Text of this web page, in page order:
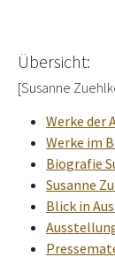
Übersicht:
[Susanne
Werke der
Werke im
Biografie
Susanne
Blick in